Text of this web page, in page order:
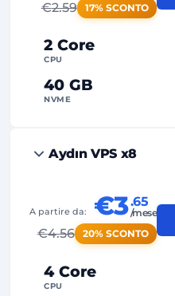
2 Core
CPU
40 GB
NVME
€2.59 17% SCONTO
99%
Uso EquoTraffico
2 Punti di Backup
Dedicato
Aydın VPS x8
4 Core
CPU
A partire da: €3.65
/mese
€4.56 20% SCONTO